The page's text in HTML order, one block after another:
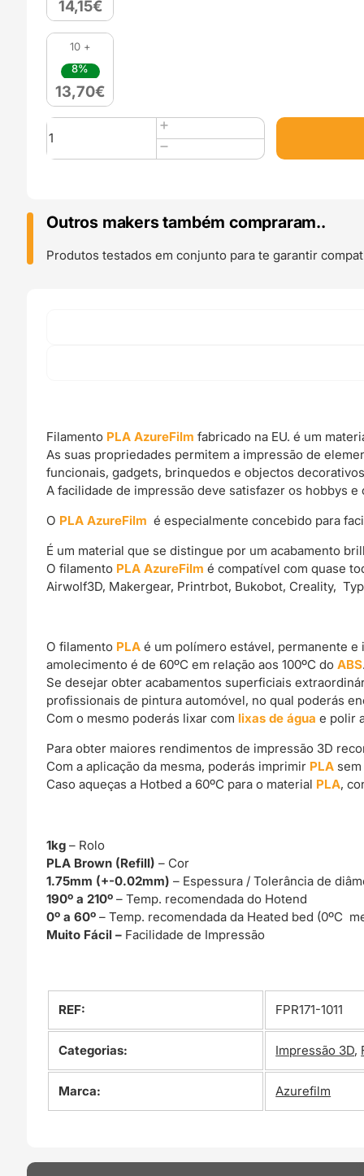
14,15€
10 +
8%
13,70€
Quantidade
de
PLA
(Refill)
1kg
Mustard
Outros makers também compraram..
Produtos testados em conjunto para te garantir
Filamento PLA AzureFilmfabricado na EU. é um
As suas propriedades permitem a impressão de
funcionais, gadgets, brinquedos e objectos
A facilidade de impressão deve satisfazer os hobbys
O PLA AzureFilm é especialmente concebido para
É um material que se distingue por um acabamento
O filamento PLA AzureFilmé compatível com quase
Airwolf3D, Makergear, Printrbot, Bukobot, Creality,
O filamento PLA é um polímero estável, permanente
amolecimento é de 60ºC em relação aos 100ºC doABS
Se desejar obter acabamentos superficiais
profissionais de pintura automóvel, no qual poderás
Com o mesmo poderás lixar com lixas de água e polir
Para obter maiores rendimentos de impressão 3D
Com a aplicação da mesma, poderás imprimir PLA
Caso aqueças a Hotbed a 60ºC para o material PLA,
1kg – Rolo
PLA Brown (Refill)– Cor
1.75mm (+-0.02mm)– Espessura / Tolerância de
190º a 210º– Temp. recomendada do Hotend
0º a 60º– Temp. recomendada da Heated bed (0ºC
Muito Fácil – Facilidade de Impressão
REF: FPR171-1011
Categorias: Impressão 3D,
Marca: Azurefilm